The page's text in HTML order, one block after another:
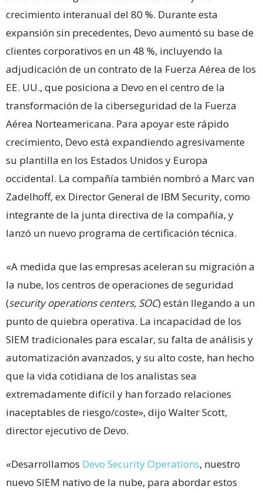
crecimiento interanual del 80 %. Durante esta
expansión sin precedentes, Devo aumentó su base de
clientes corporativos en un 48 %, incluyendo la
adjudicación de un contrato de la Fuerza Aérea de los
EE. UU., que posiciona a Devo en el centro de la
transformación de la ciberseguridad de la Fuerza
Aérea Norteamericana. Para apoyar este rápido
crecimiento, Devo está expandiendo agresivamente
su plantilla en los Estados Unidos y Europa
occidental. La compañía también nombró a Marc van
Zadelhoff, ex Director General de IBM Security, como
integrante de la junta directiva de la compañía, y
lanzó un nuevo programa de certificación técnica.
«A medida que las empresas aceleran su migración a
la nube, los centros de operaciones de seguridad
(security operations centers, SOC) están llegando a un
punto de quiebra operativa. La incapacidad de los
SIEM tradicionales para escalar, su falta de análisis y
automatización avanzados, y su alto coste, han hecho
que la vida cotidiana de los analistas sea
extremadamente difícil y han forzado relaciones
inaceptables de riesgo/coste», dijo Walter Scott,
director ejecutivo de Devo.
«Desarrollamos Devo Security Operations, nuestro
nuevo SIEM nativo de la nube, para abordar estos